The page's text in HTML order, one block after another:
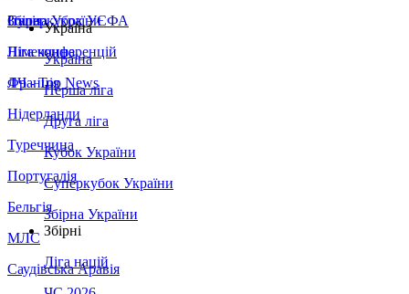
Збірна України
Італія
Німеччина
Франція
Нідерланди
Туреччина
Португалія
Бельгія
МЛС
Саудівська Аравія
Суперкубок УЄФА
Ліга конференцій
ЛЧ - Top News
Україна
Україна
Перша ліга
Друга ліга
Кубок України
Суперкубок України
Збірна України
Збірні
Ліга націй